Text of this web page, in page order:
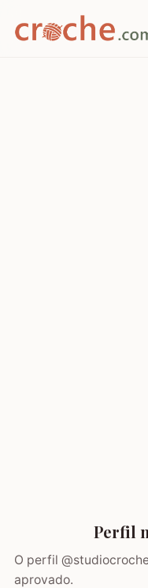
Perfil
O perfil @
aprovado.